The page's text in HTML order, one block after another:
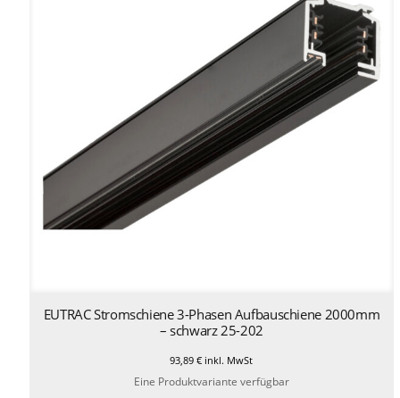
EUTRAC Stromschiene 3-Phasen Aufbauschiene 2000mm
– schwarz 25-202
93,89€ inkl. MwSt
Eine Produktvariante verfügbar